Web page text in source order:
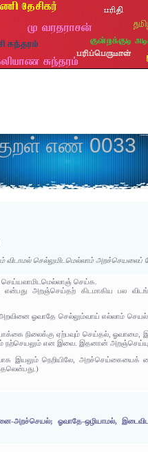
எண் 0033
செல்லுமிடமெல்லாம் அறச்செயலைப்
செய்க.
அறஞ்செய்தற் கிடமாகிய பல
ஓவாதே செல்லும்வாய் எல்லாம்
நிலைக்கு ஏற்பவும் செய்தல்,
என இவை. இதனான் அறஞ்செய்யும்
இயலும் நெறியிலே, அறச்செய்கையைக்
அறச்செயல்; ஓவாதே-ஒழியாமல்,